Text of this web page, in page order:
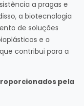
a pragas e
a biotecnologia
de soluções
e o
contribui para a
pela